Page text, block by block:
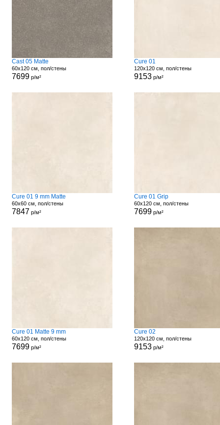
Cast 05 Matte
60x120 см, пол/стены
7699р/м²
Cure 01
120x120 см, пол/стены
9153р/м²
Cure 01 9 mm Matte
60x60 см, пол/стены
7847 р/м²
Cure 01 Grip
60x120 см, пол/стены
7699р/м²
Cure 01 Matte 9 mm
60x120 см, пол/стены
7699р/м²
Cure 02
120x120 см, пол/стены
9153р/м²